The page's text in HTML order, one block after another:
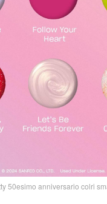
50esimo anniversario colri